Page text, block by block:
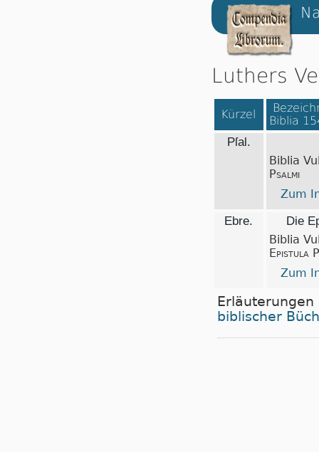
Luthers
Kürzel
Biblia
Pſal.
Biblia
Psalmi
Zum
Ebre. Die
Biblia
Epistula
Zum
biblischer